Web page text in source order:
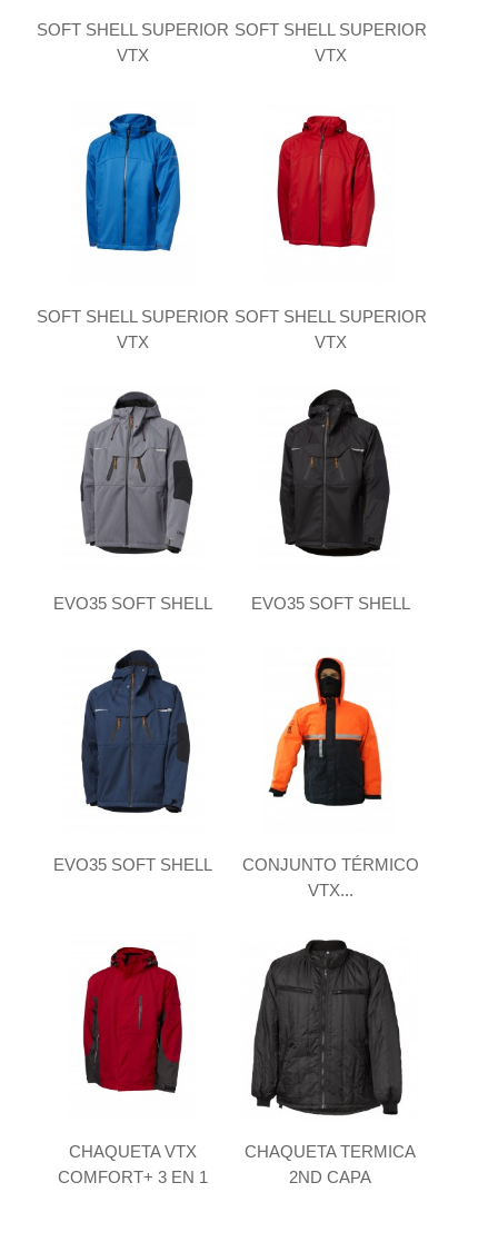
SOFT SHELL SUPERIOR
VTX
SOFT SHELL SUPERIOR
VTX
SOFT SHELL SUPERIOR
VTX
SOFT SHELL SUPERIOR
VTX
EVO35 SOFT SHELL EVO35 SOFT SHELL
EVO35 SOFT SHELL
CONJUNTO TÉRMICO
VTX...
CHAQUETA VTX
COMFORT+ 3 EN 1
CHAQUETA TERMICA
2ND CAPA